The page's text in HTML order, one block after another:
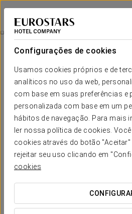
Configurações de cookies
Usamos cookies próprios e de
analíticos no uso da web,
com base em suas preferências e
personalizada com base em um
hábitos de navegação. Para mais
ler nossa política de cookies.
cookies através do botão
rejeitar seu uso clicando em
cookies
Áurea Convento Capuchinos
SEGÓVIA
Experiência Romântica
30€
Experiência Romântica
Para desfrutar juntos do vosso